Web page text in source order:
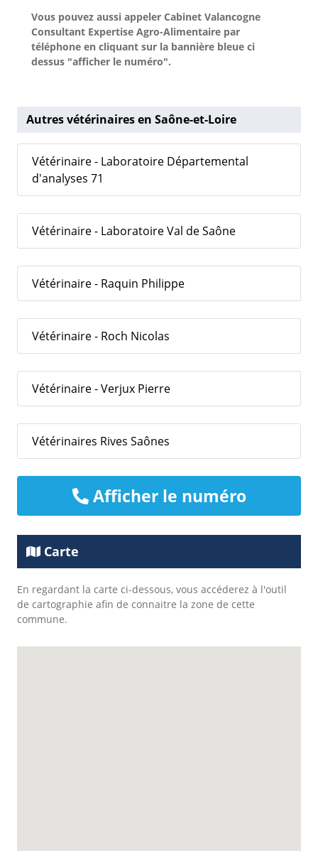
Vous pouvez aussi appeler Cabinet Valancogne
Consultant Expertise Agro-Alimentaire par
téléphone en cliquant sur la bannière bleue ci
dessus "afficher le numéro".
Autres vétérinaires en Saône-et-Loire
Vétérinaire - Laboratoire Départemental
d'analyses 71
Vétérinaire - Laboratoire Val de Saône
Vétérinaire - Raquin Philippe
Vétérinaire - Roch Nicolas
Vétérinaire - Verjux Pierre
Vétérinaires Rives Saônes
Afficher le numéro
Carte
En regardant la carte ci-dessous, vous accéderez à l'outil
de cartographie afin de connaitre la zone de cette
commune.